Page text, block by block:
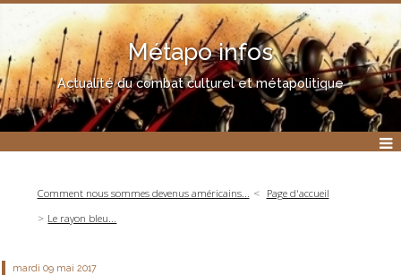
Métapo infos
Actualité du combat culturel et métapolitique
Comment nous sommes devenus américains...
Page d'accueil
Le rayon bleu...
mardi 09 mai 2017